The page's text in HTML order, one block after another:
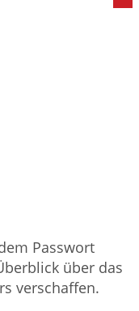
Passwort
über das
verschaffen.